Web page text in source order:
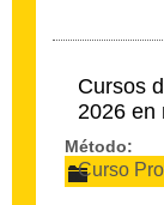
Cursos
2026 en
Método:
Curso